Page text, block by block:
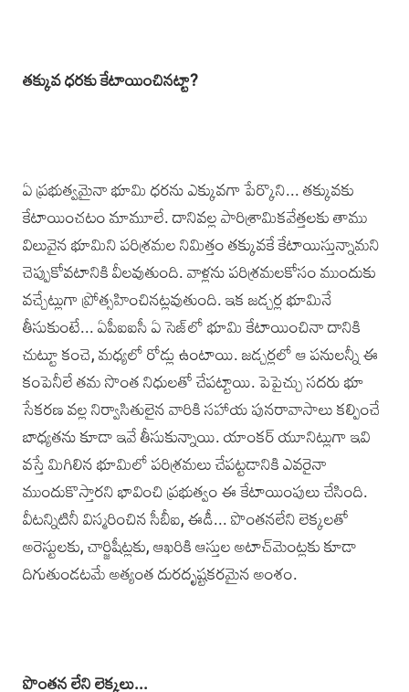
తక్కువ ధరకు కేటాయించినట్టా?
ఏ ప్రభుత్వమైనా భూమి ధరను ఎక్కువగా పేర్కొని... తక్కువకు
కేటాయించటం మామూలే. దానివల్ల పారిశ్రామికవేత్తలకు తాము
విలువైన భూమిని పరిశ్రమల నిమిత్తం తక్కువకే కేటాయిస్తున్నామని
చెప్పుకోవటానికి వీలవుతుంది. వాళ్లను పరిశ్రమలకోసం ముందుకు
వచ్చేట్లుగా ప్రోత్సహించినట్లవుతుంది. ఇక జడ్చర్ల భూమినే
తీసుకుంటే... ఏపీఐఐసీ ఏ సెజ్‌లో భూమి కేటాయించినా దానికి
చుట్టూ కంచె, మధ్యలో రోడ్లు ఉంటాయి. జడ్చర్లలో ఆ పనులన్నీ ఈ
కంపెనీలే తమ సొంత నిధులతో చేపట్టాయి. పెపైచ్చు సదరు భూ
సేకరణ వల్ల నిర్వాసితులైన వారికి సహాయ పునరావాసాలు కల్పించే
బాధ్యతను కూడా ఇవే తీసుకున్నాయి. యాంకర్ యూనిట్లుగా ఇవి
వస్తే మిగిలిన భూమిలో పరిశ్రమలు చేపట్టడానికి ఎవరైనా
ముందుకొస్తారని భావించి ప్రభుత్వం ఈ కేటాయింపులు చేసింది.
వీటన్నిటినీ విస్మరించిన సీబీఐ, ఈడీ... పొంతనలేని లెక్కలతో
అరెస్టులకు, చార్జిషీట్లకు, ఆఖరికి ఆస్తుల అటాచ్‌మెంట్లకు కూడా
దిగుతుండటమే అత్యంత దురదృష్టకరమైన అంశం.
పొంతన లేని లెక్కలు...